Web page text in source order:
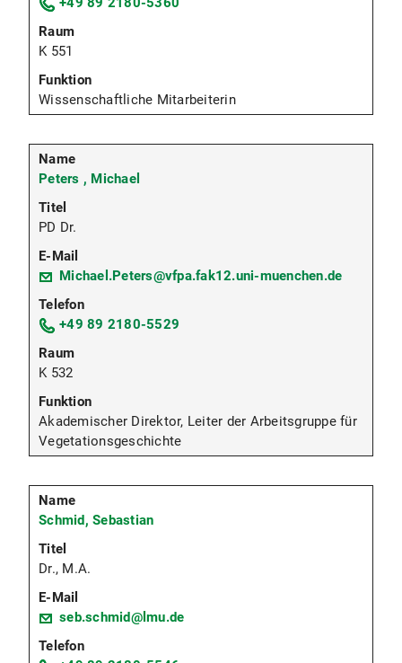
K 551
Wissenschaftliche Mitarbeiterin
Peters , Michael
PD Dr.
Michael.Peters@vfpa.fak12.uni-muenchen.de
+49 89 2180-5529
K 532
Akademischer Direktor, Leiter der Arbeitsgruppe für
Vegetationsgeschichte
Schmid, Sebastian
Dr., M.A.
seb.schmid@lmu.de